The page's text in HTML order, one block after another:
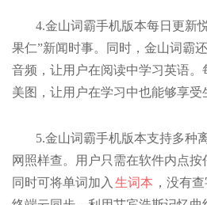
4.金山词霸手机版本每日更新
果仁”新闻时事。同时，金山词霸
音频，让用户在阅读中学习英语
美图，让用户在学习中也能够享受
5.金山词霸手机版本支持多种
网照样查。用户只需在软件内点按
同时可将单词加入 生词本 ，没有